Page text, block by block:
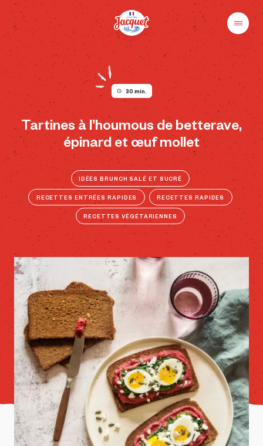
Skip
content
Pains
Jacquet
Champs
libres
au
plaisir
Menu
30 min.
Tartines à l’houmous de betterave,
épinard et œuf mollet
IDÉES BRUNCH SALÉ ET SUCRÉ
RECETTES ENTRÉES RAPIDES RECETTES RAPIDES
RECETTES VÉGÉTARIENNES